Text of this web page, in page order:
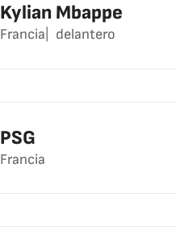
Kylian Mbappe
Francia delantero
PSG
Francia